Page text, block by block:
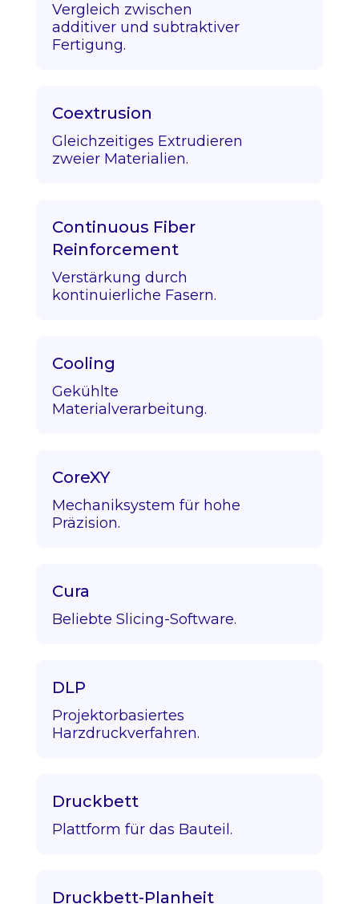
Vergleich zwischen
additiver und subtraktiver
Fertigung.
Coextrusion
Gleichzeitiges Extrudieren
zweier Materialien.
Continuous Fiber
Reinforcement
Verstärkung durch
kontinuierliche Fasern.
Cooling
Gekühlte
Materialverarbeitung.
CoreXY
Mechaniksystem für hohe
Präzision.
Cura
Beliebte Slicing-Software.
DLP
Projektorbasiertes
Harzdruckverfahren.
Druckbett
Plattform für das Bauteil.
Druckbett-Planheit